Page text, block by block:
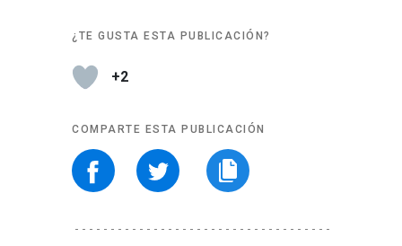
¿TE GUSTA ESTA PUBLICACIÓN?
+2
COMPARTE ESTA PUBLICACIÓN